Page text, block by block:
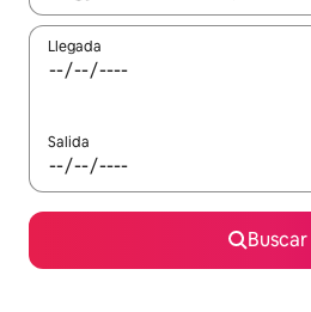
Llegada
Salida
Buscar